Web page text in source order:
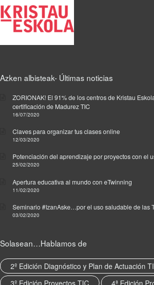
Azken albisteak- Últimas noticias
ZORIONAK! El 91% de los centros de Kristau
certificación de Madurez TIC
16/07/2020
Claves para organizar tus clases online
12/03/2020
Potenciación del aprendizaje por proyectos con el
25/02/2020
Apertura educativa al mundo con eTwinning
11/02/2020
Seminario #IzanAske…por el uso saludable de las
03/02/2020
Solasean…Hablamos de
2º Edición Diagnóstico y Plan de Actuación